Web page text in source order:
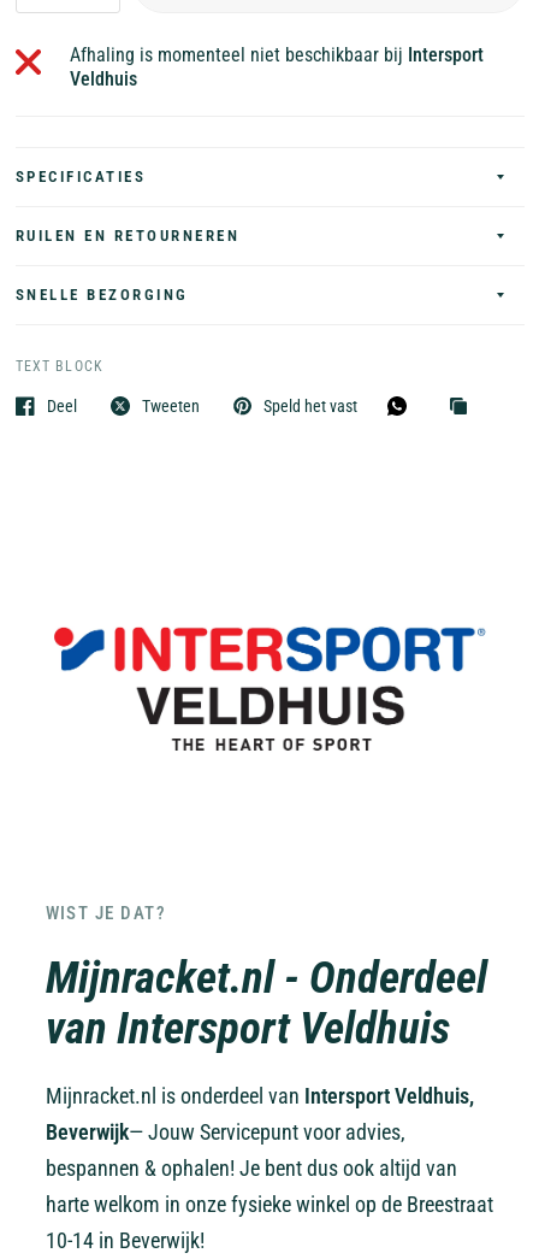
Afhaling is momenteel niet beschikbaar bij Intersport
Veldhuis
SPECIFICATIES
RUILEN EN RETOURNEREN
SNELLE BEZORGING
TEXT BLOCK
Deel Tweeten Speld het vast
WIST JE DAT?
Mijnracket.nl - Onderdeel
van Intersport Veldhuis
Mijnracket.nl is onderdeel van Intersport Veldhuis,
Beverwijk— Jouw Servicepunt voor advies,
bespannen & ophalen! Je bent dus ook altijd van
harte welkom in onze fysieke winkel op de Breestraat
10-14 in Beverwijk!